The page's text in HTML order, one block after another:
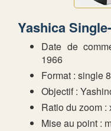
Yashica
Date de
1966
Format : single
Objectif :
Ratio du zoom :
Mise au point :